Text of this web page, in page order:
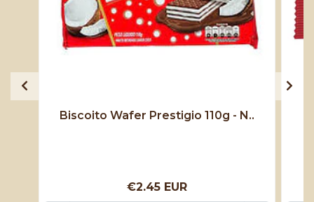
Biscoito Wafer Prestigio 110g - N..
€2.45 EUR